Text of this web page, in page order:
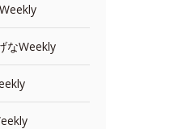
なWeekly